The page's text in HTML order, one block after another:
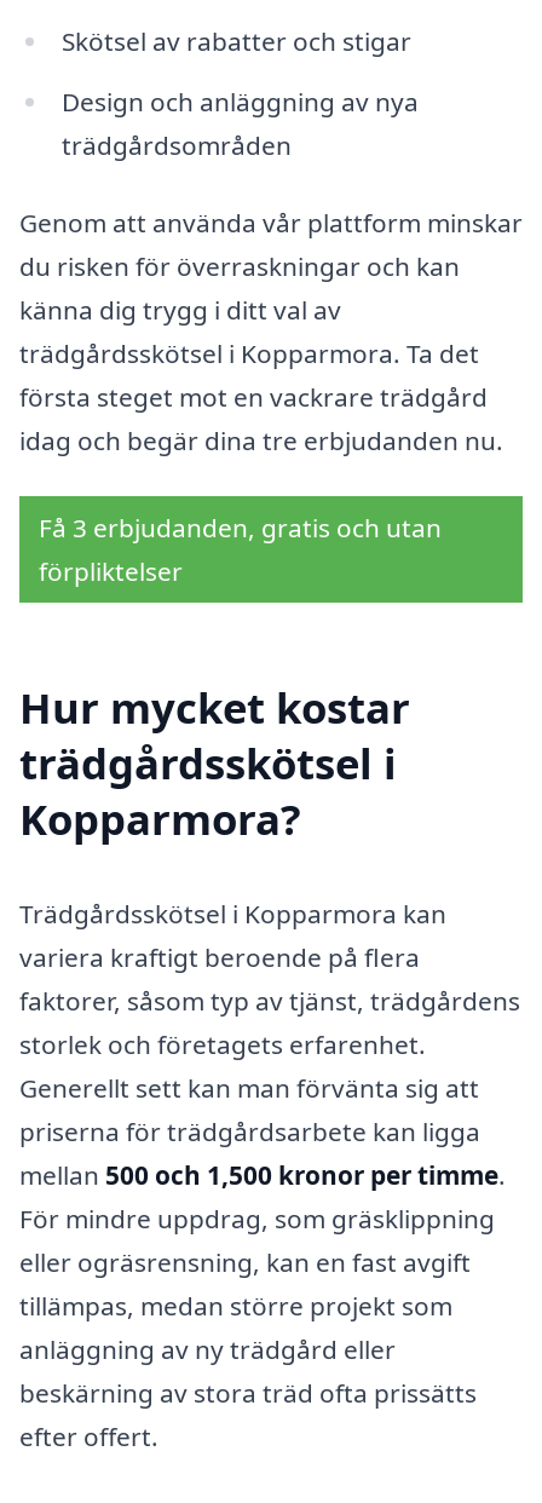
Skötsel av rabatter och stigar
Design och anläggning av nya
trädgårdsområden
Genom att använda vår plattform minskar
du risken för överraskningar och kan
känna dig trygg i ditt val av
trädgårdsskötsel i Kopparmora. Ta det
första steget mot en vackrare trädgård
idag och begär dina tre erbjudanden nu.
Få 3 erbjudanden, gratis och utan
förpliktelser
Hur mycket kostar
trädgårdsskötsel i
Kopparmora?
Trädgårdsskötsel i Kopparmora kan
variera kraftigt beroende på flera
faktorer, såsom typ av tjänst, trädgårdens
storlek och företagets erfarenhet.
Generellt sett kan man förvänta sig att
priserna för trädgårdsarbete kan ligga
mellan 500 och 1,500 kronor per timme.
För mindre uppdrag, som gräsklippning
eller ogräsrensning, kan en fast avgift
tillämpas, medan större projekt som
anläggning av ny trädgård eller
beskärning av stora träd ofta prissätts
efter offert.